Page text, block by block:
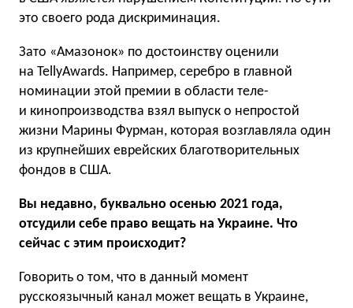
это своего рода дискриминация.
Зато «Амазонок» по достоинству оценили
на TellyAwards. Например, серебро в главной
номинации этой премии в области теле-
и кинопроизводства взял выпуск о непростой
жизни Марины Фурман, которая возглавляла один
из крупнейших еврейских благотворительных
фондов в США.
Вы недавно, буквально осенью 2021 года,
отсудили себе право вещать на Украине. Что
сейчас с этим происходит?
Говорить о том, что в данный момент
русскоязычный канал может вещать в Украине,